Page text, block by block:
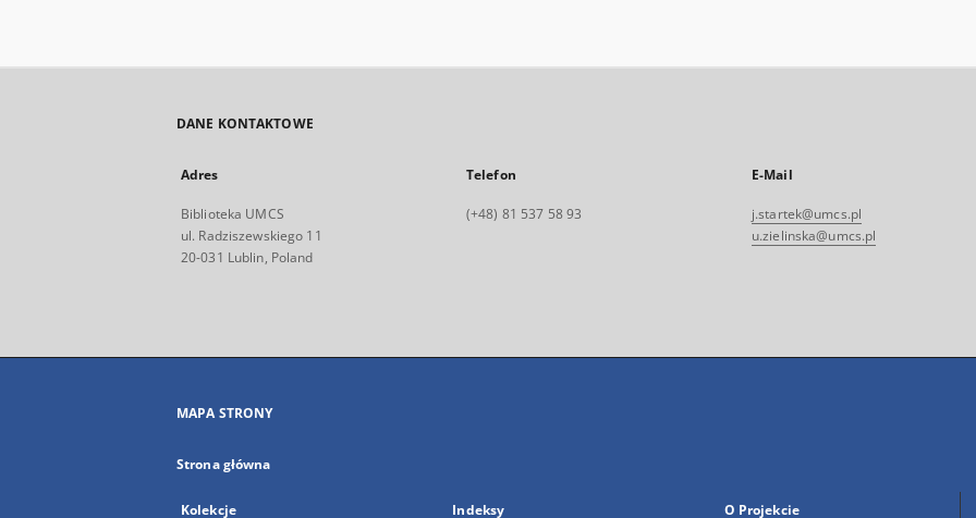
DANE KONTAKTOWE
Adres
Biblioteka UMCS
ul. Radziszewskiego 11
20-031 Lublin, Poland
Telefon
(+48) 81 537 58 93
E-Mail
j.startek@umcs.pl
u.zielinska@umcs.pl
MAPA STRONY
Strona główna
Kolekcje Indeksy O Projekcie